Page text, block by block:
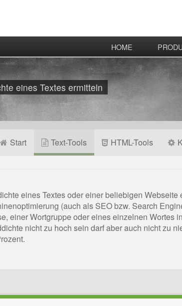
HOME
eines Textes ermitteln
Start Text-Tools HTML-Tools
eines Textes oder einer beliebigen
(auch als SEO bzw. Search
einer Wortgruppe oder eines einzelnen Wortes
nicht zu hoch sein darf aber auch nicht zu